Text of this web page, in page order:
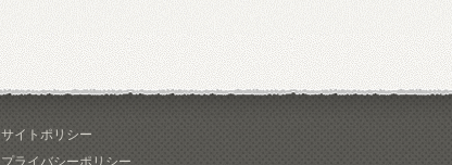
サイトポリシー
プライバシーポリシー